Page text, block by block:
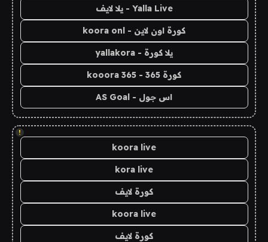
Yalla Live - يلا لايف
كورة اون لاين - koora onl
يلا كورة - yallakora
كورة 365 - kooora 365
اس جول - AS Goal
!
koora live
kora live
كورة لايف
koora live
كورة لايف